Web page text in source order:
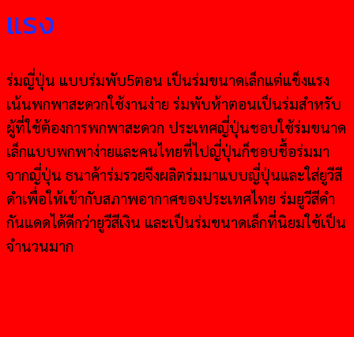
แรง
ร่มญี่ปุ่น แบบร่มพับ5ตอน เป็นร่มขนาดเล็กแต่แข็งแรง
เน้นพกพาสะดวกใช้งานง่าย ร่มพับห้าตอนเป็นร่มสำหรับ
ผู้ที่ใช้ต้องการพกพาสะดวก ประเทศญี่ปุ่นชอบใช้ร่มขนาด
เล็กแบบพกพาง่ายและคนไทยที่ไปญี่ปุ่นก็ชอบชื้อร่มมา
จากญี่ปุ่น ธนาค้าร่มรวยจีงผลิตร่มมาแบบญี่ปุ่นและใส่ยูวีสี
ดำเพื่อให้เข้ากับสภาพอากาศของประเทศไทย ร่มยูวีสีดำ
กันแดดได้ดีกว่ายูวีสีเงิน และเป็นร่มขนาดเล็กที่นิยมใช้เป็น
จำนวนมาก